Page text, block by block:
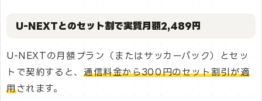
U-NEXTとのセット割で実質月額2,489円
U-NEXTの月額プラン（またはサッカーパック）とセッ
トで契約すると、 通信料金から300円のセット割引が適
用されます。